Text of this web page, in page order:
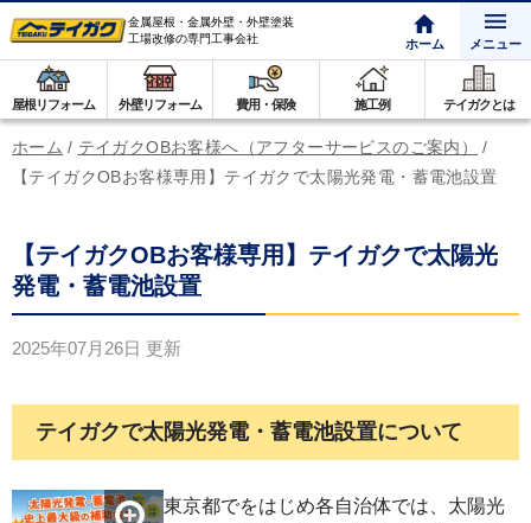
金属屋根・金属外壁・外壁塗装
工場改修の専門工事会社
ホーム メニュー
屋根リフォーム 外壁リフォーム 費用・保険 施工例 テイガクとは
ホーム / テイガクOBお客様へ（アフターサービスのご案内）
/
【テイガクOBお客様専用】テイガクで太陽光発電・蓄電池設置
【テイガクOBお客様専用】テイガクで太陽光
発電・蓄電池設置
2025年07月26日 更新
テイガクで太陽光発電・蓄電池設置について
東京都でをはじめ各自治体では、太陽光